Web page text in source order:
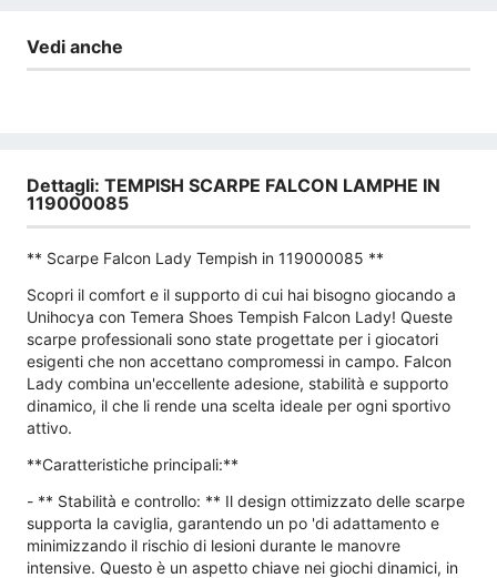
Vedi anche
Dettagli: TEMPISH SCARPE FALCON LAMPHE IN
119000085
** Scarpe Falcon Lady Tempish in 119000085 **
Scopri il comfort e il supporto di cui hai bisogno giocando a
Unihocya con Temera Shoes Tempish Falcon Lady! Queste
scarpe professionali sono state progettate per i giocatori
esigenti che non accettano compromessi in campo. Falcon
Lady combina un'eccellente adesione, stabilità e supporto
dinamico, il che li rende una scelta ideale per ogni sportivo
attivo.
**Caratteristiche principali:**
- ** Stabilità e controllo: ** Il design ottimizzato delle scarpe
supporta la caviglia, garantendo un po 'di adattamento e
minimizzando il rischio di lesioni durante le manovre
intensive. Questo è un aspetto chiave nei giochi dinamici, in